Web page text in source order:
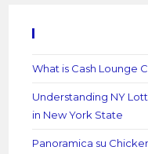
What is Cash Lounge
Understanding NY
in New York State
Panoramica su